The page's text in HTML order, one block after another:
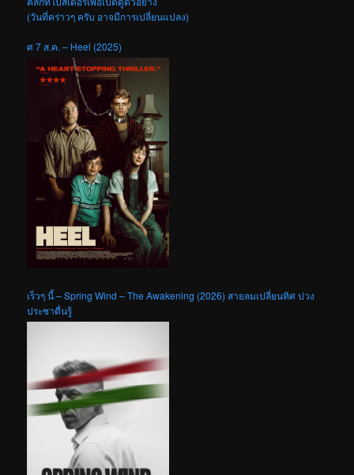
(วันที่คร่าวๆ ครับ อาจมีการเปลี่ยนแปลง)
ศ 7 ส.ค. – Heel (2025)
เร็วๆ นี้ – Spring Wind – The Awakening (2026) สายลมเปลี่ยนทิศ ปวง
ประชาตื่นรู้